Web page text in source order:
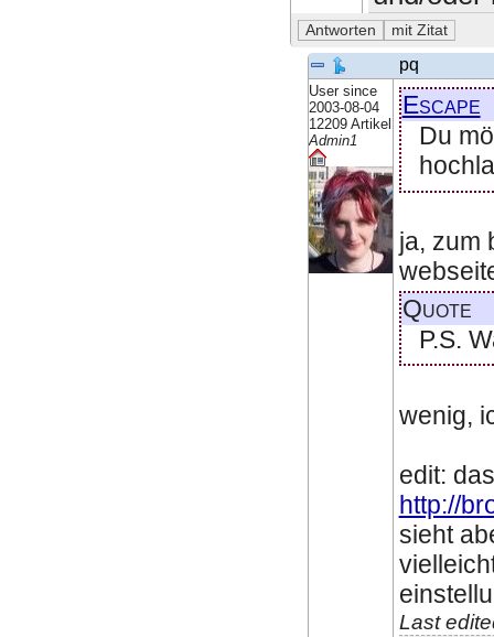
pq
User since
2003-08-04
12209 Artikel
Admin1
Escape
Du
ja, zum
Quote
P.S.
wenig,
edit:
http://
sieht
Last